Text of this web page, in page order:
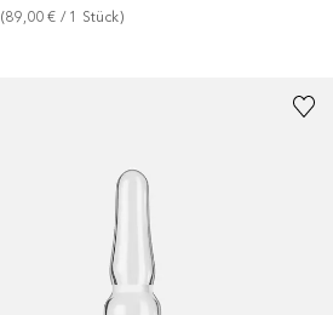
89,00 € / 1 Stück)